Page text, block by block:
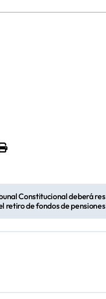
Constitucional deberá res
retiro de fondos de pensiones